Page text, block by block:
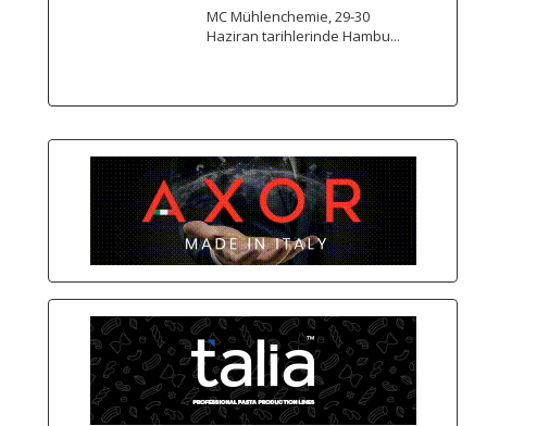
MC Mühlenchemie, 29-30
Haziran tarihlerinde Hambu...